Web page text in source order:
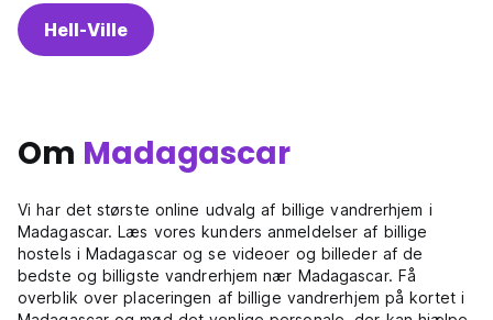
Hell-Ville
Om Madagascar
Vi har det største online udvalg af billige vandrerhjem i
Madagascar. Læs vores kunders anmeldelser af billige
hostels i Madagascar og se videoer og billeder af de
bedste og billigste vandrerhjem nær Madagascar. Få
overblik over placeringen af billige vandrerhjem på kortet i